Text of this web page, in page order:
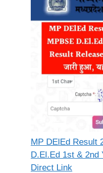
MP DElEd Result
D.El.Ed 1st & 2nd
Direct Link